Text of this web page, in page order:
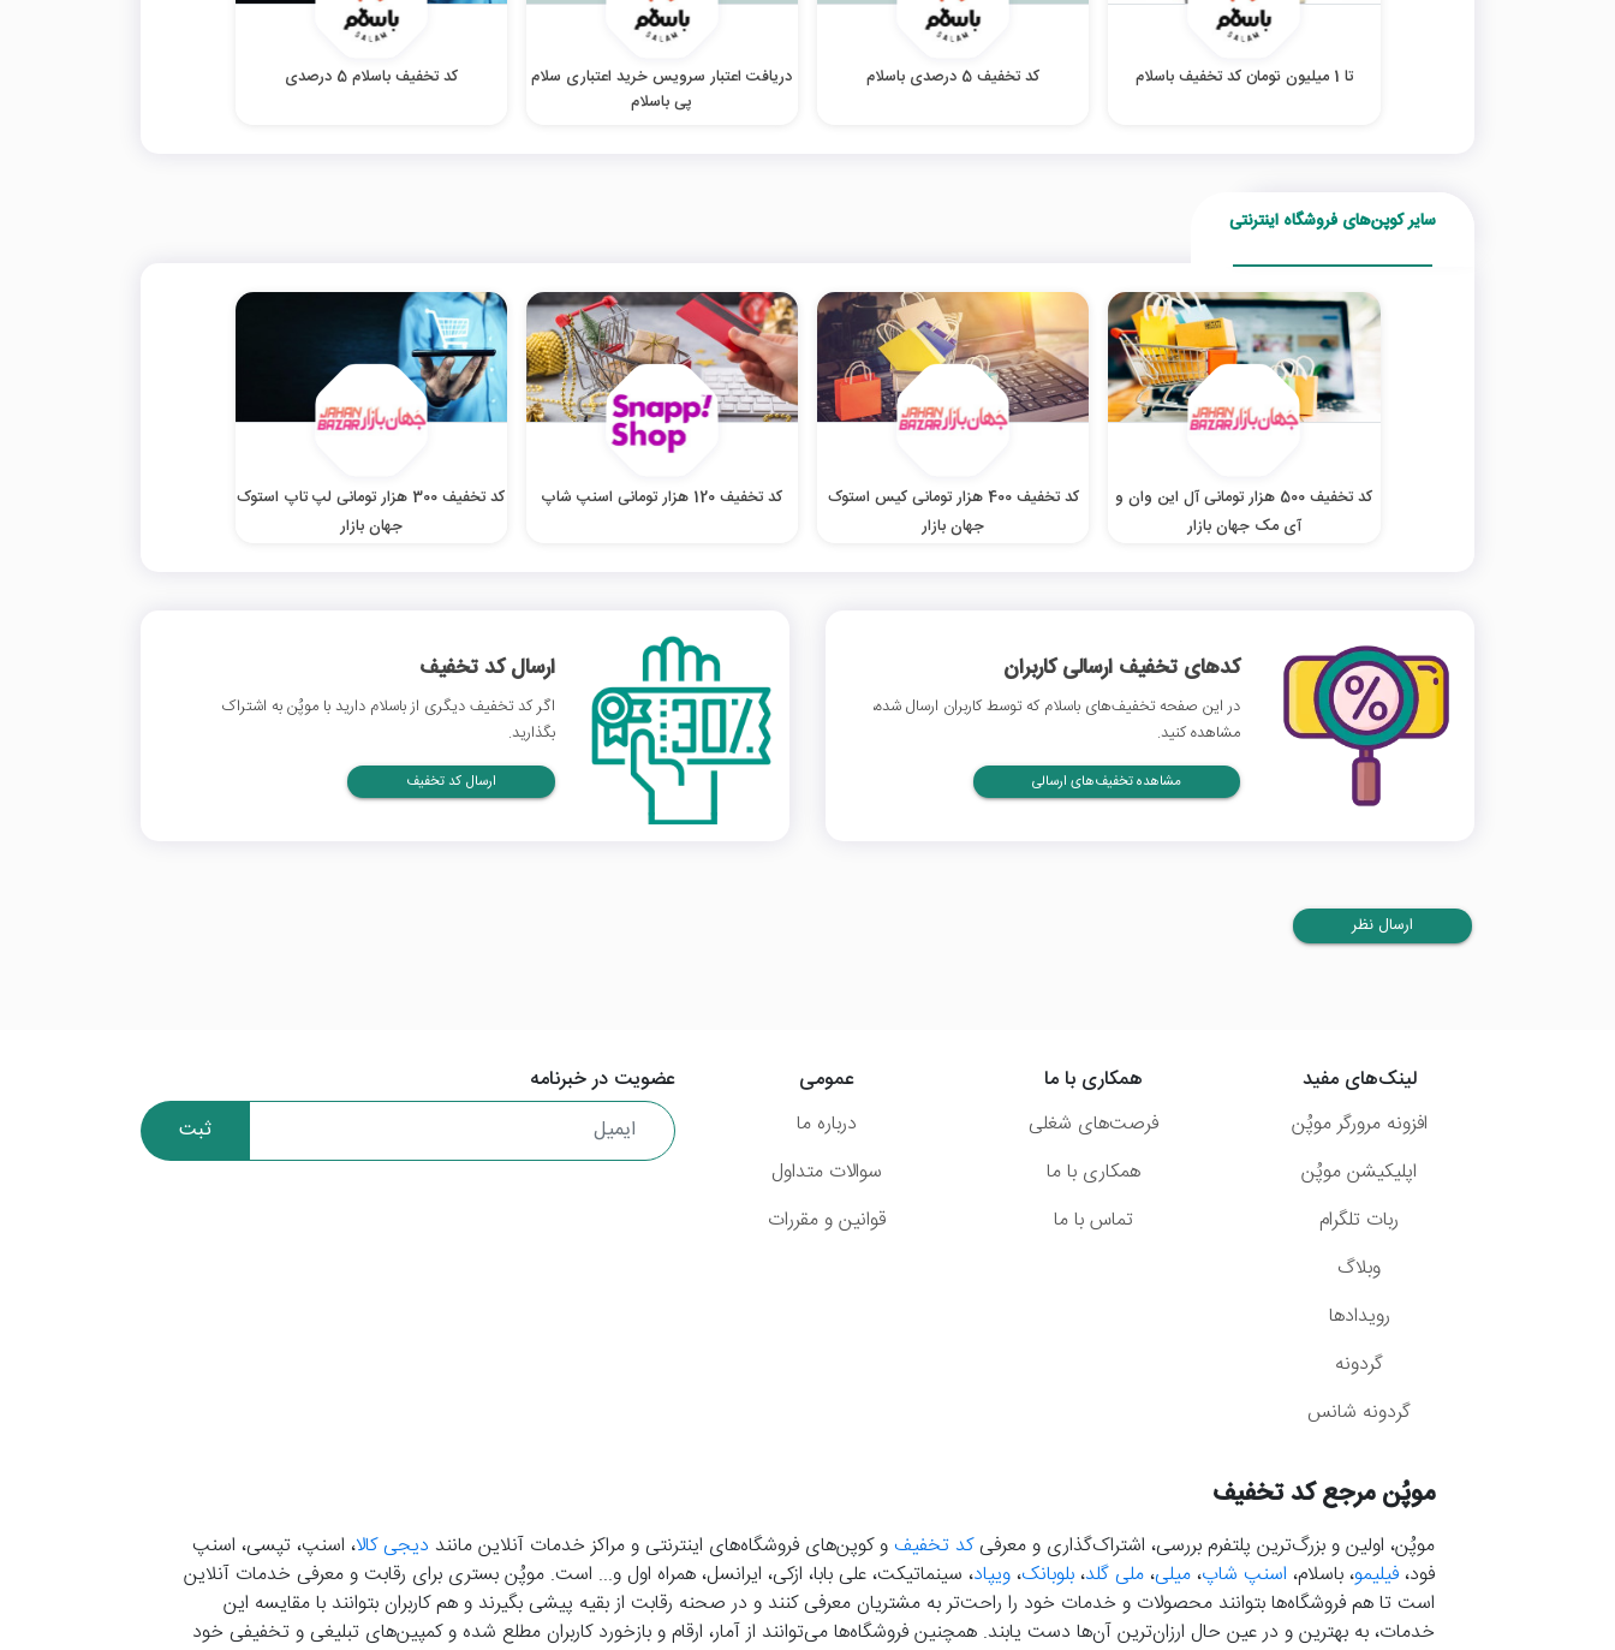
تا 1 میلیون تومان کد تخفیف باسلام کد تخفیف 5 درصدی باسلام
دریافت اعتبار سرویس خرید اعتباری سلام
پی باسلام
کد تخفیف باسلام 5 درصدی
سایر کوپن‌های فروشگاه اینترنتی
کد تخفیف 500 هزار تومانی آل این وان و
آی مک جهان بازار
کد تخفیف 400 هزار تومانی کیس استوک
جهان بازار
کد تخفیف 120 هزار تومانی اسنپ شاپ
کد تخفیف 300 هزار تومانی لپ تاپ استوک
جهان بازار
کدهای تخفیف ارسالی کاربران
در این صفحه تخفیف‌های باسلام که توسط کاربران ارسال شده،
مشاهده کنید.
مشاهده تخفیف‌های ارسالی
ارسال کد تخفیف
اگر کد تخفیف دیگری از باسلام دارید با موپُن به اشتراک
بگذارید.
ارسال کد تخفیف
ارسال نظر
عضویت در خبرنامه
ثبت
لینک‌های مفید
افزونه مرورگر موپُن
اپلیکیشن موپُن
ربات تلگرام
وبلاگ
رویدادها
گردونه
گردونه شانس
همکاری با ما
فرصت‌های شغلی
همکاری با ما
تماس با ما
عمومی
درباره ما
سوالات متداول
قوانین و مقررات
موپُن مرجع کد تخفیف
موپُن، اولین و بزرگ‌ترین پلتفرم بررسی، اشتراک‌گذاری و معرفیکد تخفیفو کوپن‌های فروشگاه‌های اینترنتی و مراکز خدمات آنلاین مانند دیجی کالا، اسنپ، تپسی، اسنپ
فود، فیلیمو، باسلام، اسنپ شاپ، میلی، ملی گلد، بلوبانک، ویپاد، سینماتیکت، علی بابا، ازکی، ایرانسل، همراه اول و... است. موپُن بستری برای رقابت و معرفی خدمات آنلاین
است تا هم فروشگاه‌ها بتوانند محصولات و خدمات خود را راحت‌تر به مشتریان معرفی کنند و در صحنه رقابت از بقیه پیشی بگیرند و هم کاربران بتوانند با مقایسه این
خدمات، به بهترین و در عین حال ارزان‌ترین آن‌ها دست‌ یابند. همچنین فروشگاه‌ها می‌توانند از آمار، ارقام و بازخورد کاربران مطلع شده و کمپین‌های تبلیغی و تخفیفی خود